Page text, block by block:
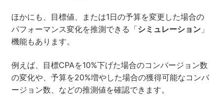
ほかにも、目標値、または1日の予算を変更した場合の
パフォーマンス変化を推測できる「シミュレーション」
機能もあります。
例えば、目標CPAを10%下げた場合のコンバージョン数
の変化や、予算を20%増やした場合の獲得可能なコンバ
ージョン数、などの推測値を確認できます。